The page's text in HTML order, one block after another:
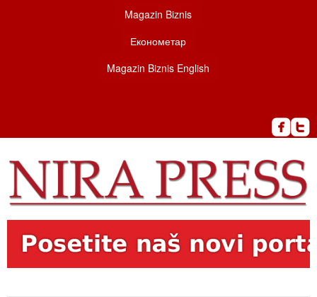
Magazin Biznis
Економетар
Magazin Biznis English